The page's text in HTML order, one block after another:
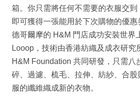
箱。你只需將任何不需要的衣服交到
即可獲得一張能用於下次購物的優
德哥爾摩的 H&M 門店成功安裝世界
Looop，技術由香港紡織及成衣研究
H&M Foundation 共同研發，只需八
碎、過濾、梳毛、拉伸、紡紗、合
服的纖維織成新的衣物。